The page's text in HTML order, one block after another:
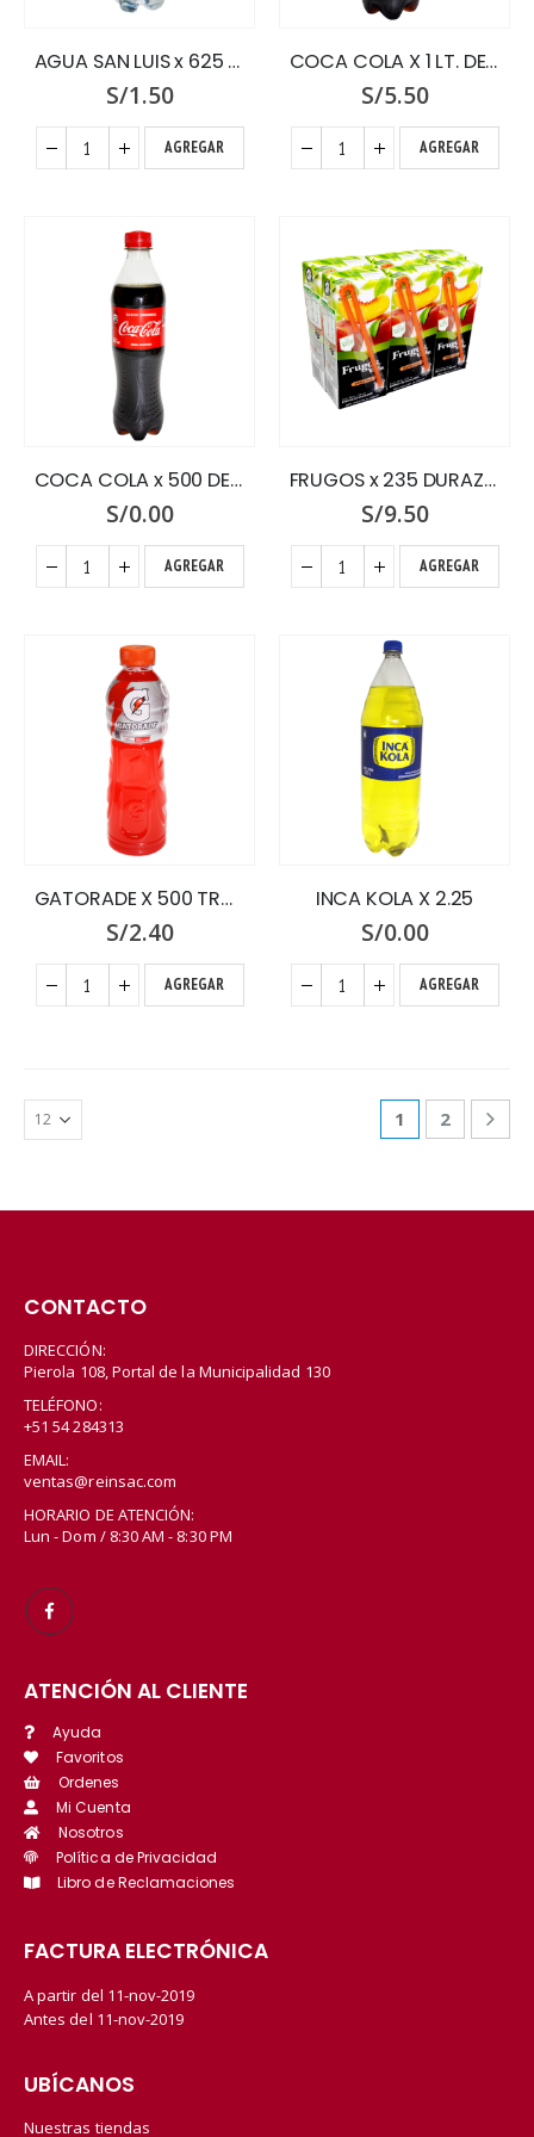
AGUA SAN LUIS x 625 S/GAS
S/1.50
AGREGAR
COCA COLA X 1 LT. DESCARTABLE
S/5.50
AGREGAR
COCA COLA x 500 DESCARTABLE
S/0.00
AGREGAR
FRUGOS x 235 DURAZNO SIX PACK
S/9.50
AGREGAR
GATORADE X 500 TROPICAL FRUT
S/2.40
AGREGAR
INCA KOLA X 2.25
S/0.00
AGREGAR
1 2
CONTACTO
DIRECCIÓN:
Pierola 108, Portal de la Municipalidad 130
TELÉFONO:
+51 54 284313
EMAIL:
ventas@reinsac.com
HORARIO DE ATENCIÓN:
Lun - Dom / 8:30 AM - 8:30 PM
ATENCIÓN AL CLIENTE
Ayuda
Favoritos
Ordenes
Mi Cuenta
Nosotros
Política de Privacidad
Libro de Reclamaciones
FACTURA ELECTRÓNICA
A partir del 11-nov-2019
Antes del 11-nov-2019
UBÍCANOS
Nuestras tiendas